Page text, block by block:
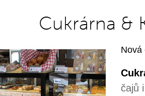
Cukrárna &
Nová
čajů